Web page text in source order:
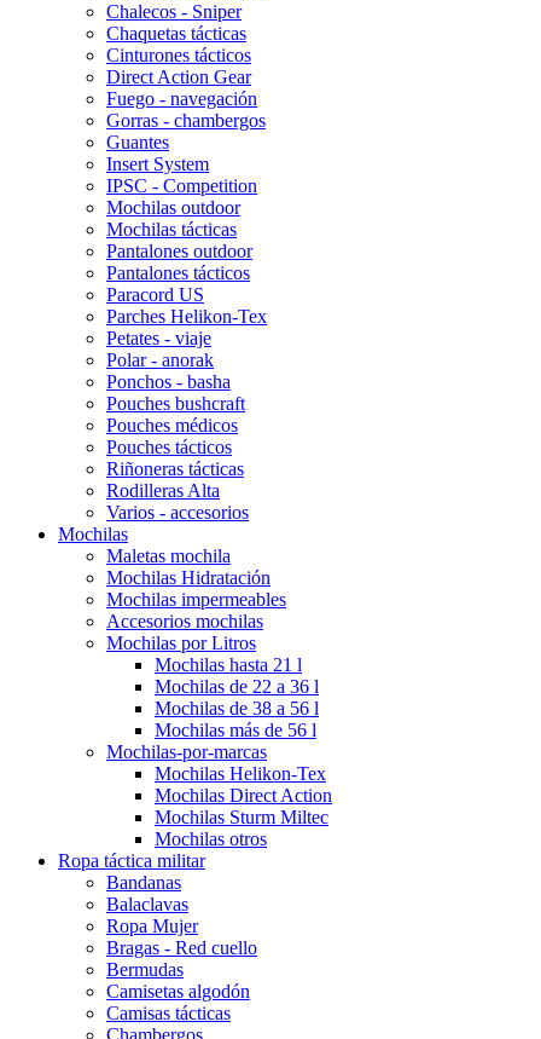
Chalecos - Sniper
Chaquetas tácticas
Cinturones tácticos
Direct Action Gear
Fuego - navegación
Gorras - chambergos
Guantes
Insert System
IPSC - Competition
Mochilas outdoor
Mochilas tácticas
Pantalones outdoor
Pantalones tácticos
Paracord US
Parches Helikon-Tex
Petates - viaje
Polar - anorak
Ponchos - basha
Pouches bushcraft
Pouches médicos
Pouches tácticos
Riñoneras tácticas
Rodilleras Alta
Varios - accesorios
Mochilas
Maletas mochila
Mochilas Hidratación
Mochilas impermeables
Accesorios mochilas
Mochilas por Litros
Mochilas hasta 21 l
Mochilas de 22 a 36 l
Mochilas de 38 a 56 l
Mochilas más de 56 l
Mochilas-por-marcas
Mochilas Helikon-Tex
Mochilas Direct Action
Mochilas Sturm Miltec
Mochilas otros
Ropa táctica militar
Bandanas
Balaclavas
Ropa Mujer
Bragas - Red cuello
Bermudas
Camisetas algodón
Camisas tácticas
Chambergos